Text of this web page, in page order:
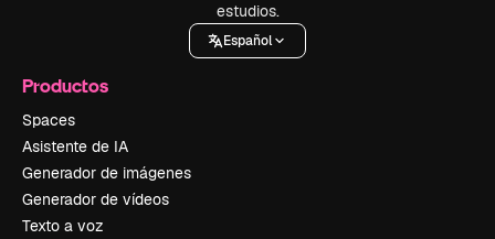
estudios.
Español
Productos
Spaces
Asistente de IA
Generador de imágenes
Generador de vídeos
Texto a voz